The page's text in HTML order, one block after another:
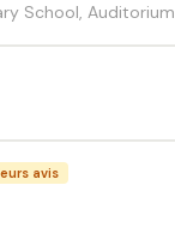
School, Auditorium
avis